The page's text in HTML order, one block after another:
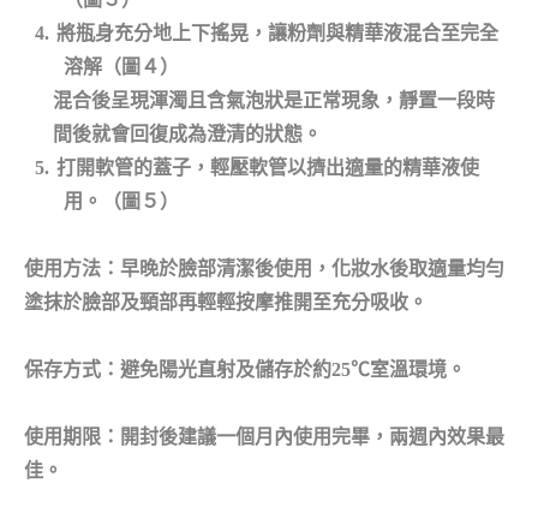
4. 將瓶身充分地上下搖晃，讓粉劑與精華液混合至完全
溶解（圖４）
混合後呈現渾濁且含氣泡狀是正常現象，靜置一段時
間後就會回復成為澄清的狀態。
5. 打開軟管的蓋子，輕壓軟管以擠出適量的精華液使
用。（圖５）
使用方法： 早晚於臉部清潔後使用，化妝水後取適量均勻
塗抹於臉部及頸部再輕輕按摩推開至充分吸收。
保存方式：避免陽光直射及儲存於約25℃室溫環境。
使用期限： 開封後建議一個月內使用完畢，兩週內效果最
佳。